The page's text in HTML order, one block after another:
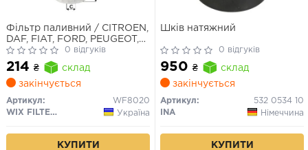
Фільтр паливний / CITROEN,
DAF, FIAT, FORD, PEUGEOT,
RENAULT, VOLVO, ?UK - D,
TD
0 відгуків
214 ₴
склад
закінчується
Артикул:
WF8020
WIX FILTERS
Україна
КУПИТИ
Шків натяжний
0 відгуків
950 ₴
склад
закінчується
Артикул:
532 0534 10
INA
Німеччина
КУПИТИ